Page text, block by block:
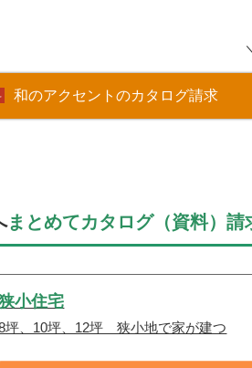
和のアクセントのカタログ請求
まとめてカタログ（資料）請
小住宅
坪、10坪、12坪 狭小地で家が建つ